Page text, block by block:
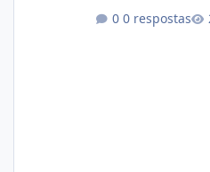
autorizado a
0 respostas